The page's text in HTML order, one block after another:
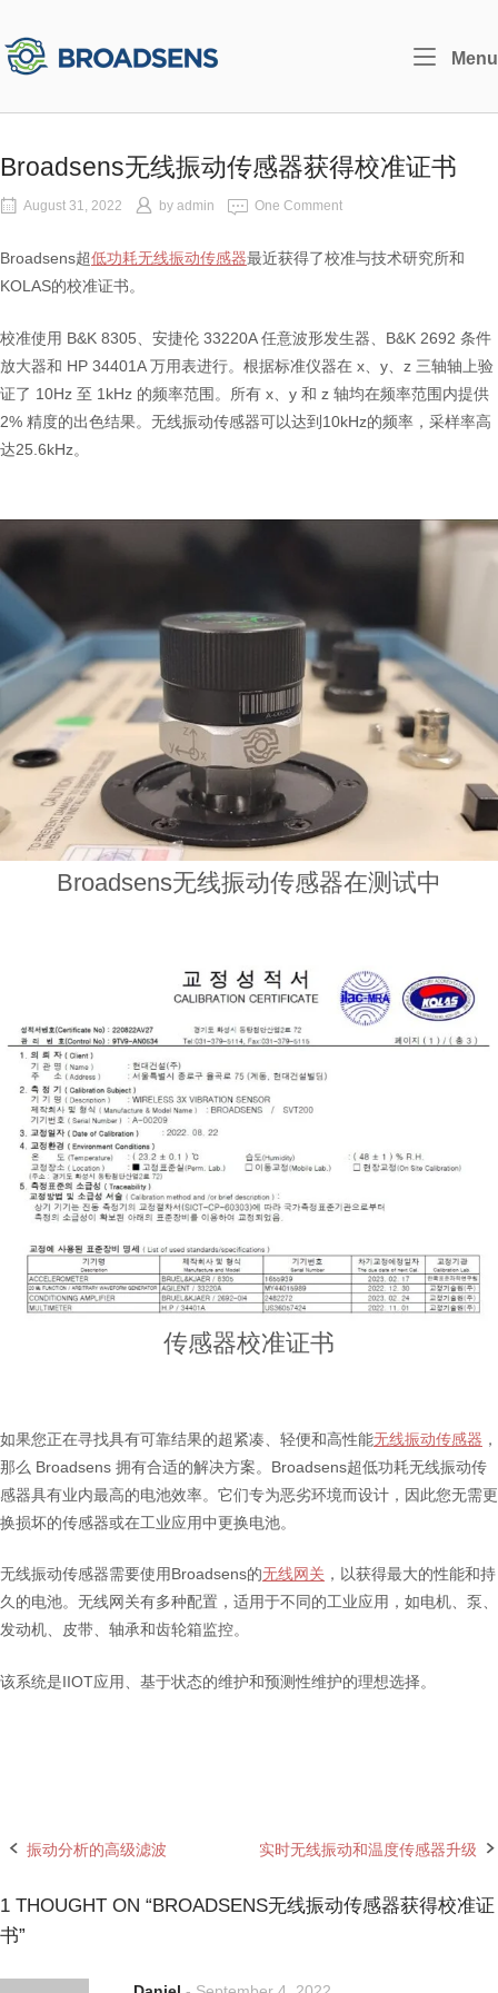
content
Home
Menu
Broadsens无线振动传感器获得校准证书
August 31, 2022 by admin One Comment
Broadsens超低功耗无线振动传感器最近获得了校准与技术研究所和
KOLAS的校准证书。
校准使用 B&K 8305、安捷伦 33220A 任意波形发生器、B&K 2692 条件
放大器和 HP 34401A 万用表进行。根据标准仪器在 x、y、z 三轴轴上验
证了 10Hz 至 1kHz 的频率范围。所有 x、y 和 z 轴均在频率范围内提供
2% 精度的出色结果。无线振动传感器可以达到10kHz的频率，采样率高
达25.6kHz。
Broadsens无线振动传感器在测试中
传感器校准证书
如果您正在寻找具有可靠结果的超紧凑、轻便和高性能无线振动传感器 ，
那么 Broadsens 拥有合适的解决方案。Broadsens超低功耗无线振动传
感器具有业内最高的电池效率。它们专为恶劣环境而设计，因此您无需更
换损坏的传感器或在工业应用中更换电池。
无线振动传感器需要使用Broadsens的无线网关 ，以获得最大的性能和持
久的电池。无线网关有多种配置，适用于不同的工业应用，如电机、泵、
发动机、皮带、轴承和齿轮箱监控。
该系统是IIOT应用、基于状态的维护和预测性维护的理想选择。
Post
navigation
振动分析的高级滤波 实时无线振动和温度传感器升级
1 THOUGHT ON “BROADSENS无线振动传感器获得校准证
书”